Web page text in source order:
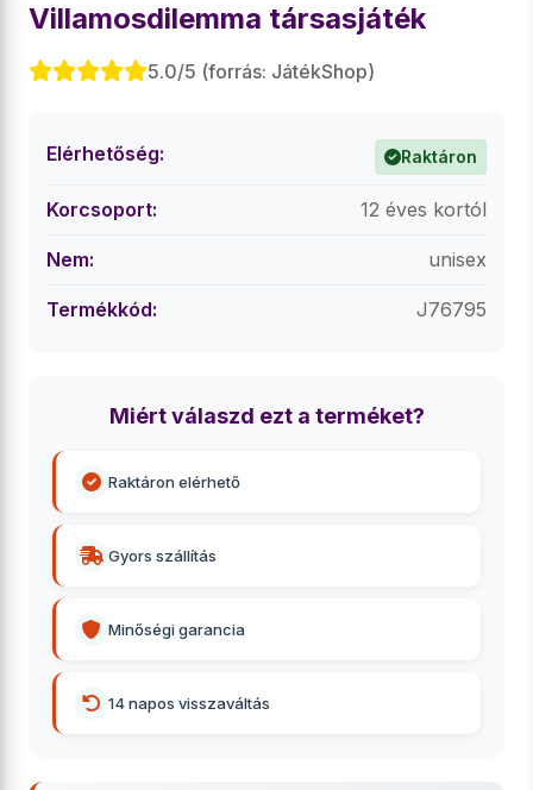
Villamosdilemma társasjáték
5.0/5 (forrás: JátékShop)
Elérhetőség: Raktáron
Korcsoport: 12 éves kortól
Nem: unisex
Termékkód: J76795
Miért válaszd ezt a terméket?
Raktáron elérhető
Gyors szállítás
Minőségi garancia
14 napos visszaváltás